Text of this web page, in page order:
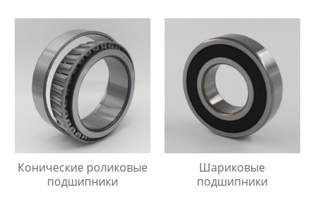
Конические роликовые
подшипники
Шариковые
подшипники